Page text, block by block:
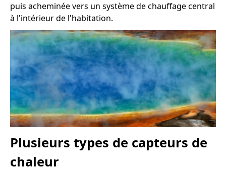
puis acheminée vers un système de chauffage central
à l'intérieur de l'habitation.
Plusieurs types de capteurs de
chaleur